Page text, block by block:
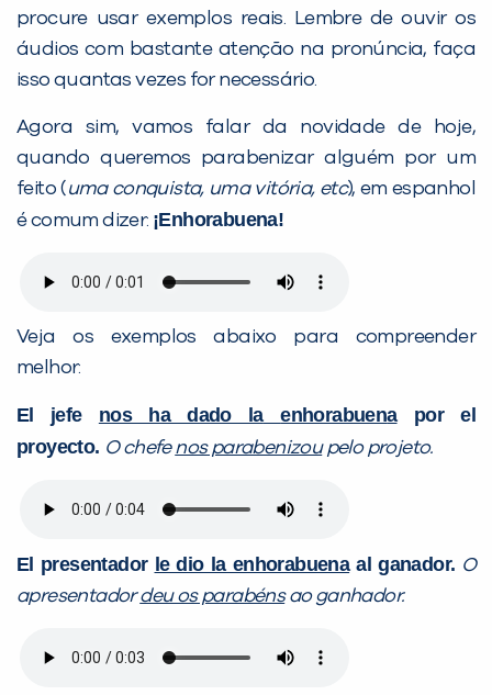
procure usar exemplos reais. Lembre de ouvir os
áudios com bastante atenção na pronúncia, faça
isso quantas vezes for necessário.
Agora sim, vamos falar da novidade de hoje,
quando queremos parabenizar alguém por um
feito (uma conquista, uma vitória, etc), em espanhol
é comum dizer: ¡Enhorabuena!
Veja os exemplos abaixo para compreender
melhor:
El jefe nos ha dado la enhorabuenapor el
proyecto. O chefenos parabenizoupelo projeto.
El presentador le dio la enhorabuenaal ganador. O
apresentadordeu os parabénsao ganhador.